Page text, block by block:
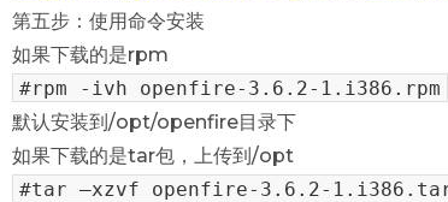
第五步：使用命令安装
如果下载的是rpm
#rpm -ivh openfire-3.6.2-1.i386.rpm
默认安装到/opt/openfire目录下
如果下载的是tar包，上传到/opt
#tar –xzvf openfire-3.6.2-